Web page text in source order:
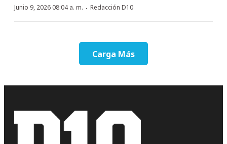
Junio 9, 2026 08:04 a. m. · Redacción D10
Carga Más